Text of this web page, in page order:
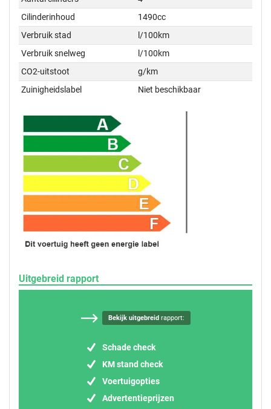
Cilinderinhoud
1490cc
Verbruik stad
l/100km
Verbruik snelweg
l/100km
CO2-uitstoot
g/km
Zuinigheidslabel
Niet beschikbaar
Uitgebreid rapport
Bekijk uitgebreidrapport:
Schade check
KM stand check
Voertuigopties
Advertentieprijzen